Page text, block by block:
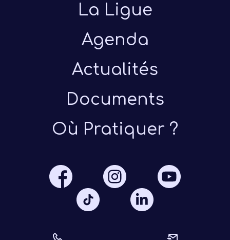
La Ligue
Agenda
Actualités
Documents
Où Pratiquer ?